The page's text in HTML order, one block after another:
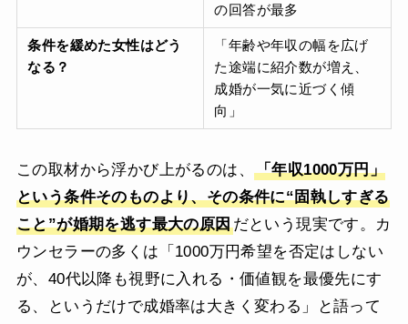
の回答が最多
条件を緩めた女性はどう
なる？
「年齢や年収の幅を広げ
た途端に紹介数が増え、
成婚が一気に近づく傾
向」
この取材から浮かび上がるのは、
「年収1000万円」
という条件そのものより、その条件に“固執しすぎる
こと”が婚期を逃す最大の原因だという現実です。カ
ウンセラーの多くは「1000万円希望を否定はしない
が、40代以降も視野に入れる・価値観を最優先にす
る、というだけで成婚率は大きく変わる」と語って